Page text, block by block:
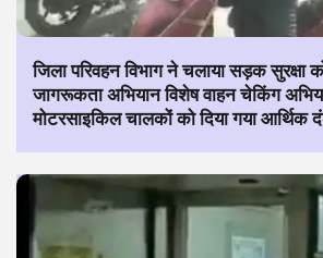
जिला परिवहन विभाग ने चलाया सड़क सुरक्षा
जागरूकता अभियान विशेष वाहन चेकिंग
मोटरसाइकिल चालकों को दिया गया आर्थिक